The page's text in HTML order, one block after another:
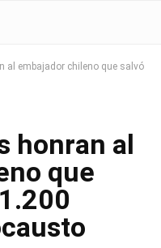
al embajador chileno que salvó
honran al
que